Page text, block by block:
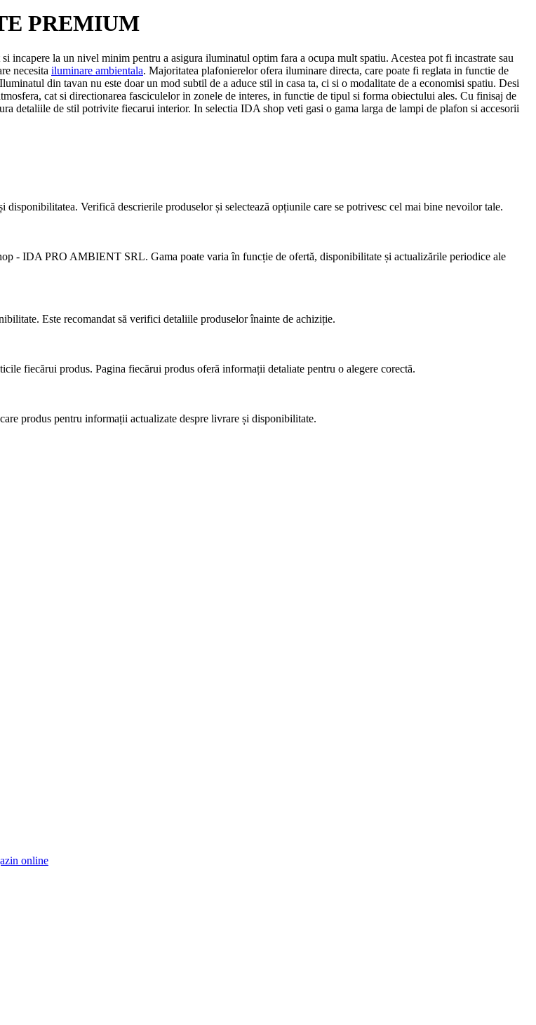
PREMIUM
incapere la un nivel minim pentru a asigura iluminatul optim fara a ocupa mult spatiu. Acestea pot fi incastrate sau
necesita iluminare ambientala. Majoritatea plafonierelor ofera iluminare directa, care poate fi reglata in functie de
din tavan nu este doar un mod subtil de a aduce stil in casa ta, ci si o modalitate de a economisi spatiu. Desi
cat si directionarea fasciculelor in zonele de interes, in functie de tipul si forma obiectului ales. Cu finisaj de
detaliile de stil potrivite fiecarui interior. In selectia IDA shop veti gasi o gama larga de lampi de plafon si accesorii
Verifică descrierile produselor și selectează opțiunile care se potrivesc cel mai bine nevoilor tale.
- IDA PRO AMBIENT SRL. Gama poate varia în funcție de ofertă, disponibilitate și actualizările periodice ale
Este recomandat să verifici detaliile produselor înainte de achiziție.
fiecărui produs. Pagina fiecărui produs oferă informații detaliate pentru o alegere corectă.
produs pentru informații actualizate despre livrare și disponibilitate.
online